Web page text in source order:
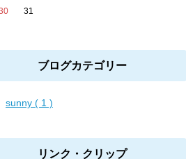
31
ブログカテゴリー
sunny ( 1 )
リンク・クリップ